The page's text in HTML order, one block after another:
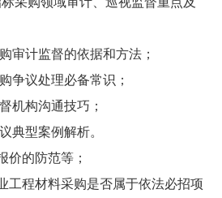
审计监督的依据和方法；
争议处理必备常识；
机构沟通技巧；
典型案例解析。
价的防范等；
工程材料采购是否属于依法必招项